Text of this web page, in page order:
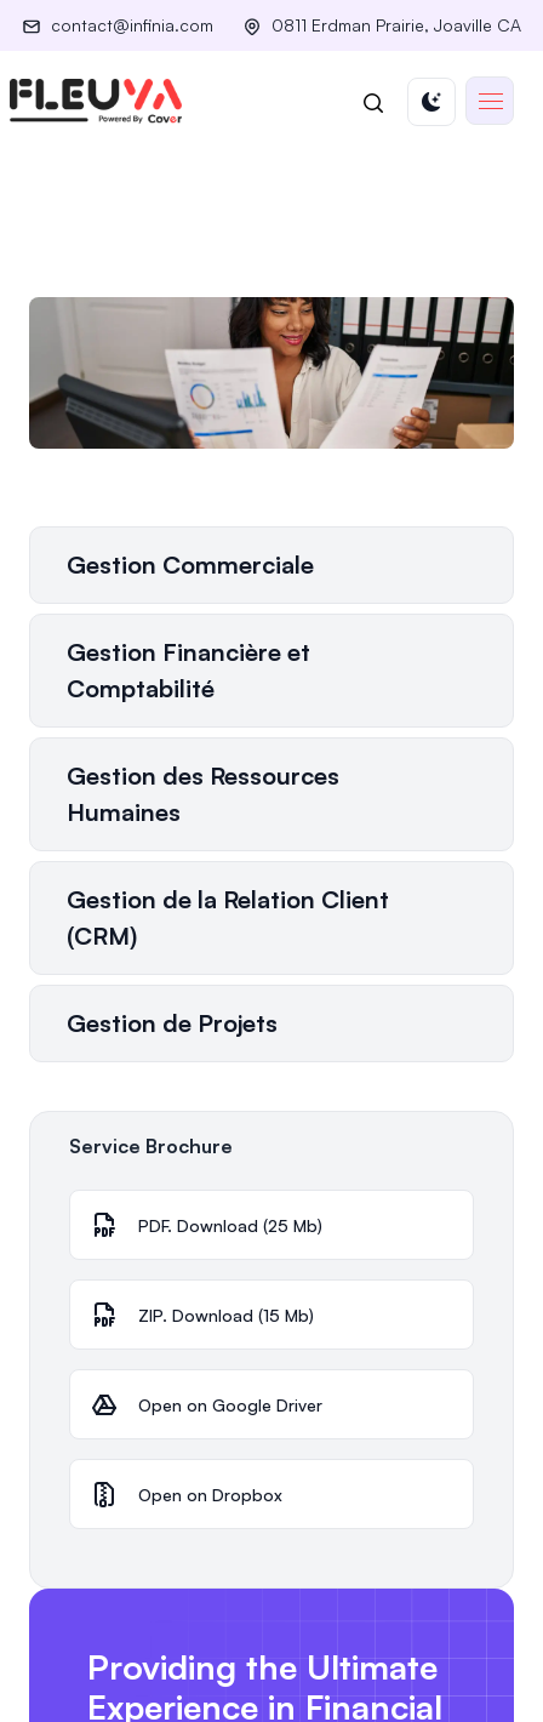
contact@infinia.com 0811 Erdman Prairie, Joaville CA
Gestion Commerciale
Gestion Financière et
Comptabilité
Gestion des Ressources
Humaines
Gestion de la Relation Client
(CRM)
Gestion de Projets
Service Brochure
PDF. Download (25 Mb)
ZIP. Download (15 Mb)
Open on Google Driver
Open on Dropbox
Providing the Ultimate
Experience in Financial